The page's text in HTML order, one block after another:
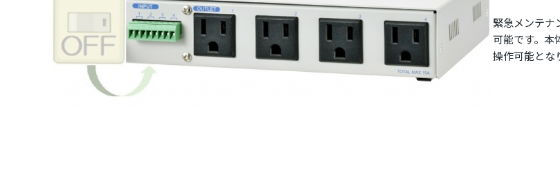
緊急メンテナ
可能です。本
操作可能とな